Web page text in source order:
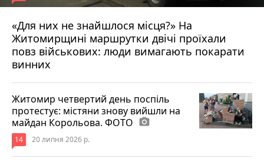
«Для них не знайшлося місця?» На
Житомирщині маршрутки двічі проїхали
повз військових: люди вимагають покарати
винних
17 липня 2026 р.
Житомир четвертий день поспіль
протестує: містяни знову вийшли на
майдан Корольова. ФОТО photo_camera
14 20 липня 2026 р.